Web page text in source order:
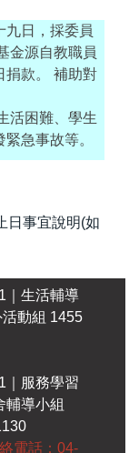
九日，採委員
金源自教職員
捐款。 補助對
活困難、學生
急事故等。
日事宜說明(如
生活輔導
動組 1455
｜服務學習
輔導小組
電話：04-